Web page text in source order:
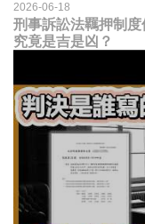
2026-06-18
刑事訴訟法羈押制
究竟是吉是凶？